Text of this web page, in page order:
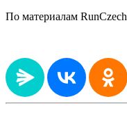
По материалам RunCzech